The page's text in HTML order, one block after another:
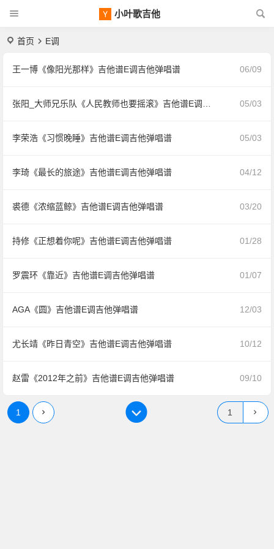
小叶歌吉他
首页 E调
06/09
王一博《像阳光那样》吉他谱E调吉他弹唱谱
05/03
05/03
李荣浩《习惯晚睡》吉他谱E调吉他弹唱谱
04/12
李琦《最长的旅途》吉他谱E调吉他弹唱谱
03/20
裘德《浓缩蓝鲸》吉他谱E调吉他弹唱谱
01/28
持修《正想着你呢》吉他谱E调吉他弹唱谱
01/07
罗震环《靠近》吉他谱E调吉他弹唱谱
12/03
AGA《圆》吉他谱E调吉他弹唱谱
10/12
尤长靖《昨日青空》吉他谱E调吉他弹唱谱
09/10
赵雷《2012年之前》吉他谱E调吉他弹唱谱
1